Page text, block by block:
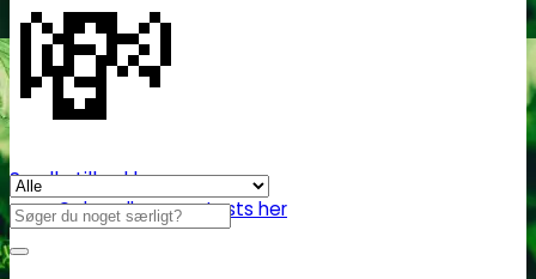
Oplev alle vores tests her
💸
Se alle tilbud her
Søg
efter: